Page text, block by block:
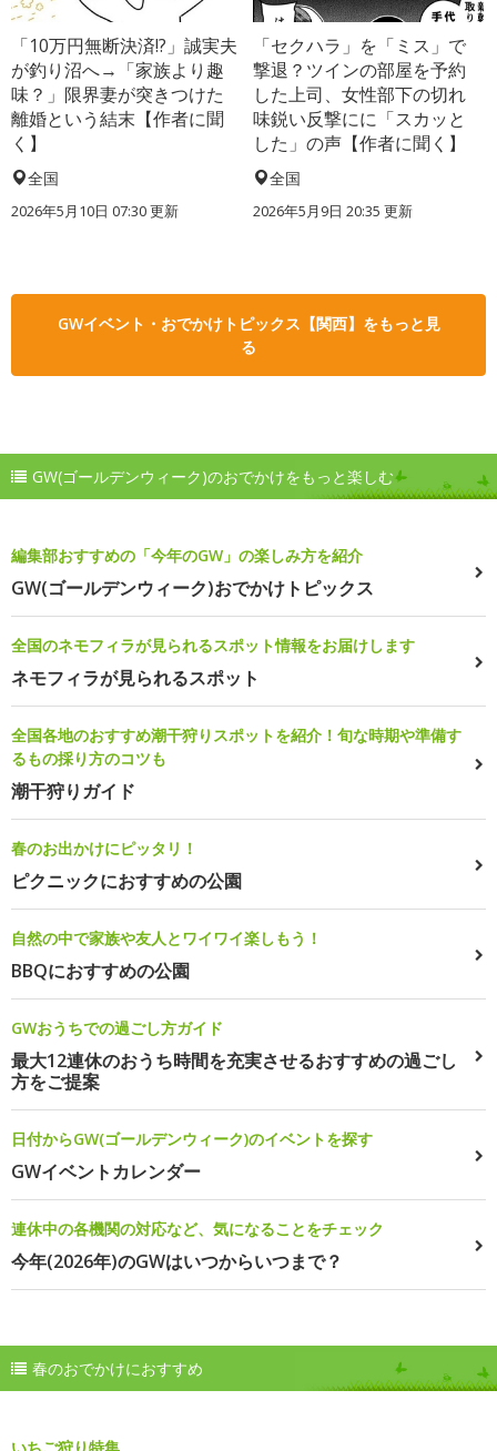
「10万円無断決済!?」誠実夫
が釣り沼へ→「家族より趣
味？」限界妻が突きつけた
離婚という結末【作者に聞
く】
全国
2026年5月10日 07:30 更新
「セクハラ」を「ミス」で
撃退？ツインの部屋を予約
した上司、女性部下の切れ
味鋭い反撃にに「スカッと
した」の声【作者に聞く】
全国
2026年5月9日 20:35 更新
GWイベント・おでかけトピックス【関西】をもっと見
る
GW(ゴールデンウィーク)のおでかけをもっと楽しむ
編集部おすすめの「今年のGW」の楽しみ方を紹介
GW(ゴールデンウィーク)おでかけトピックス
全国のネモフィラが見られるスポット情報をお届けします
ネモフィラが見られるスポット
全国各地のおすすめ潮干狩りスポットを紹介！旬な時期や準備す
るもの採り方のコツも
潮干狩りガイド
春のお出かけにピッタリ！
ピクニックにおすすめの公園
自然の中で家族や友人とワイワイ楽しもう！
BBQにおすすめの公園
GWおうちでの過ごし方ガイド
最大12連休のおうち時間を充実させるおすすめの過ごし
方をご提案
日付からGW(ゴールデンウィーク)のイベントを探す
GWイベントカレンダー
連休中の各機関の対応など、気になることをチェック
今年(2026年)のGWはいつからいつまで？
春のおでかけにおすすめ